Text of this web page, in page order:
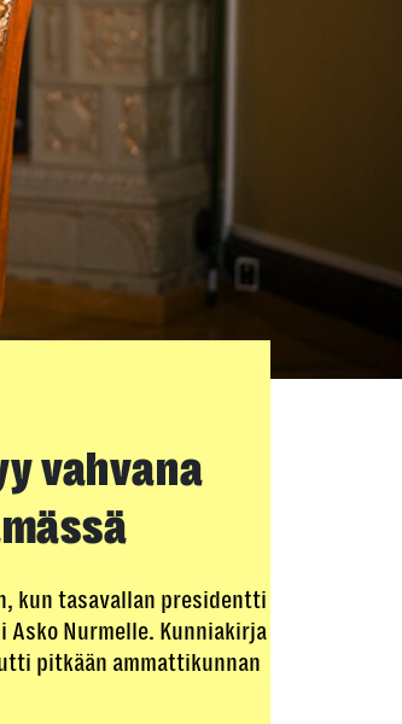
vahvana
kun tasavallan presidentti
Asko Nurmelle. Kunniakirja
pitkään ammattikunnan